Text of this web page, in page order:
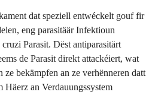
dat speziell entwéckelt gouf fir
eng parasitäär Infektioun
Parasit. Dëst antiparasitärt
de Parasit direkt attackéiert, wat
bekämpfen an ze verhënneren datt
an Verdauungssystem